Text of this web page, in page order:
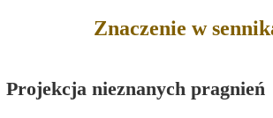
Znaczenie w
Projekcja nieznanych pragnień